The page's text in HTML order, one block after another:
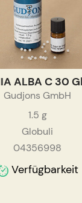
ALBA C 30
Gudjons GmbH
1.5 g
Globuli
04356998
Verfügbarkeit